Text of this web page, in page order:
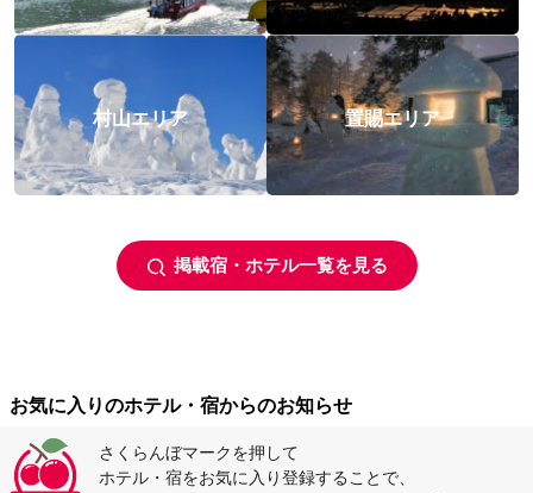
村山エリア 置賜エリア
掲載宿・ホテル一覧を見る
お気に入りのホテル・宿からのお知らせ
さくらんぼマークを押して
ホテル・宿をお気に入り登録することで、